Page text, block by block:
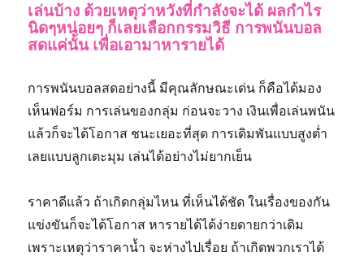
เล่นบ้าง ด้วยเหตุว่าหวังที่กำลังจะได้ ผลกำไร
นิดๆหน่อยๆ ก็เลยเลือกกรรมวิธี การพนันบอล
สดแค่นั้น เพื่อเอามาหารายได้
การพนันบอลสดอย่างนี้ มีคุณลักษณะเด่น ก็คือได้มอง
เห็นฟอร์ม การเล่นของกลุ่ม ก่อนจะวาง เงินเพื่อเล่นพนัน
แล้วก็จะได้โอกาส ชนะเยอะที่สุด การเดิมพันแบบสูงต่ำ
เลยแบบลูกเตะมุม เล่นได้อย่างไม่ยากเย็น
ราคาดีแล้ว ถ้าเกิดกลุ่มไหน ที่เห็นได้ชัด ในเรื่องของกัน
แข่งขันก็จะได้โอกาส หารายได้ได้ง่ายดายกว่าเดิม
เพราะเหตุว่าราคาน้ำ จะห่างไปเรื่อย ถ้าเกิดพวกเราได้